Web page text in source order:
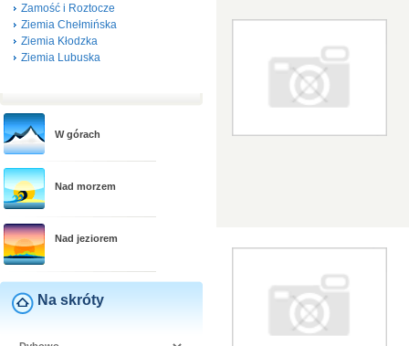
Zamość i Roztocze
Ziemia Chełmińska
Ziemia Kłodzka
Ziemia Lubuska
W górach
Nad morzem
Nad jeziorem
Na skróty